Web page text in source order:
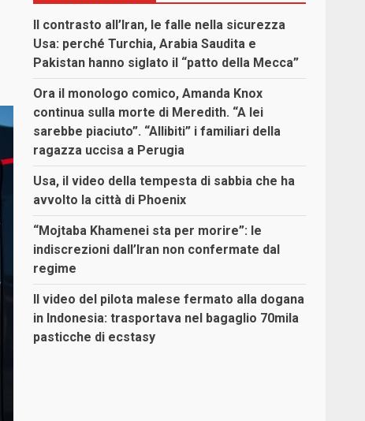
Il contrasto all’Iran, le falle nella sicurezza
Usa: perché Turchia, Arabia Saudita e
Pakistan hanno siglato il “patto della Mecca”
Ora il monologo comico, Amanda Knox
continua sulla morte di Meredith. “A lei
sarebbe piaciuto”. “Allibiti” i familiari della
ragazza uccisa a Perugia
Usa, il video della tempesta di sabbia che ha
avvolto la città di Phoenix
“Mojtaba Khamenei sta per morire”: le
indiscrezioni dall’Iran non confermate dal
regime
Il video del pilota malese fermato alla dogana
in Indonesia: trasportava nel bagaglio 70mila
pasticche di ecstasy